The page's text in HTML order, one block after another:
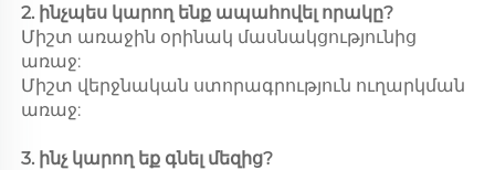
2. ինչպես կարող ենք ապահովել որակը?
Միշտ առաջին օրինակ մասնակցությունից
առաջ:
Միշտ վերջնական ստորագրություն ուղարկման
առաջ:
3. ինչ կարող եք գնել մեզից?